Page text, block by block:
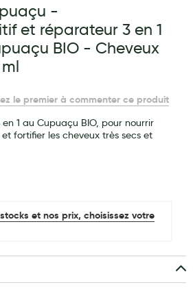
-
et réparateur 3 en 1
BIO - Cheveux
le premier à commenter ce produit
1 au Cupuaçu BIO, pour nourrir
fortifier les cheveux très secs et
et nos prix, choisissez votre